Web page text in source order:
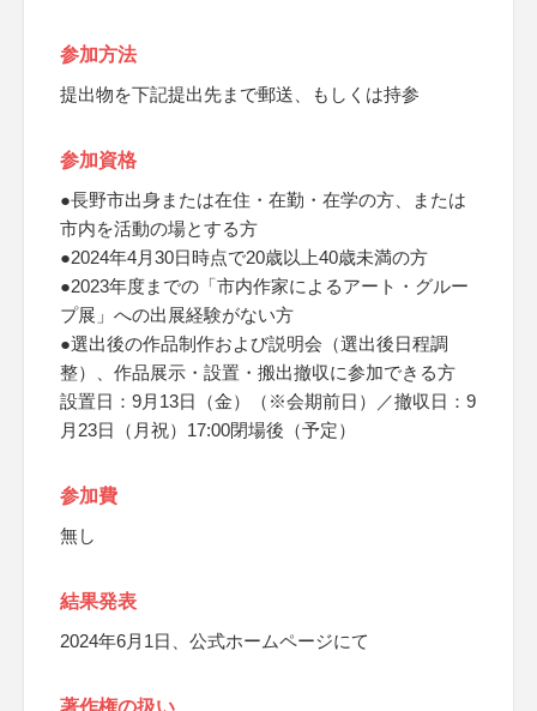
参加方法
提出物を下記提出先まで郵送、もしくは持参
参加資格
●長野市出身または在住・在勤・在学の方、または
市内を活動の場とする方
●2024年4月30日時点で20歳以上40歳未満の方
●2023年度までの「市内作家によるアート・グルー
プ展」への出展経験がない方
●選出後の作品制作および説明会（選出後日程調
整）、作品展示・設置・搬出撤収に参加できる方
設置日：9月13日（金）（※会期前日）／撤収日：9
月23日（月祝）17:00閉場後（予定）
参加費
無し
結果発表
2024年6月1日、公式ホームページにて
著作権の扱い